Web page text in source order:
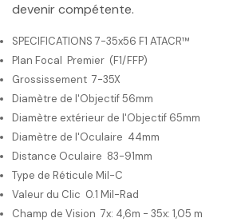
devenir compétente.
SPECIFICATIONS 7-35x56 F1 ATACR™
Plan Focal Premier (F1/FFP)
Grossissement 7-35X
Diamètre de l'Objectif 56mm
Diamètre extérieur de l'Objectif 65mm
Diamètre de l'Oculaire 44mm
Distance Oculaire 83-91mm
Type de Réticule Mil-C
Valeur du Clic 0.1 Mil-Rad
Champ de Vision 7x: 4,6m - 35x: 1,05 m